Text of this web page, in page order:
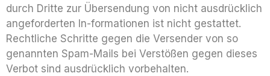
durch Dritte zur Übersendung von nicht ausdrücklich
angeforderten In-formationen ist nicht gestattet.
Rechtliche Schritte gegen die Versender von so
genannten Spam-Mails bei Verstößen gegen dieses
Verbot sind ausdrücklich vorbehalten.